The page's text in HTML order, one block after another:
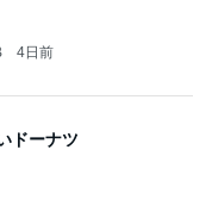
4日前
ドーナツ